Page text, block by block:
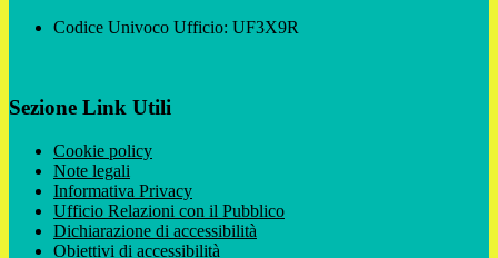
Codice Univoco Ufficio: UF3X9R
Sezione Link Utili
Cookie policy
Note legali
Informativa Privacy
Ufficio Relazioni con il Pubblico
Dichiarazione di accessibilità
Obiettivi di accessibilità